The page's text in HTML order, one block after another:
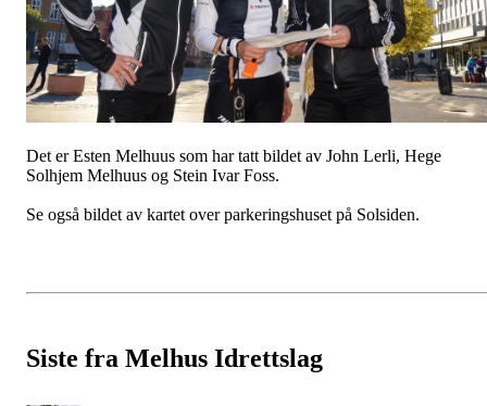
Det er Esten Melhuus som har tatt bildet av John Lerli, Hege
Solhjem Melhuus og Stein Ivar Foss.
Se også bildet av kartet over parkeringshuset på Solsiden.
Siste fra Melhus Idrettslag